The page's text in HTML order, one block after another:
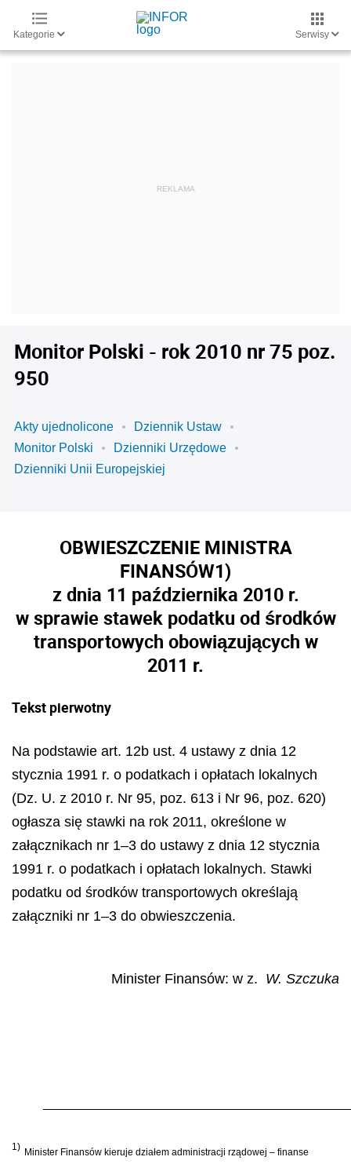
Kategorie Serwisy
Monitor Polski - rok 2010 nr 75 poz.
950
Akty ujednolicone
Dziennik Ustaw
Monitor Polski
Dzienniki Urzędowe
Dzienniki Unii Europejskiej
OBWIESZCZENIE MINISTRA
FINANSÓW1)
z dnia 11 października 2010 r.
w sprawie stawek podatku od środków
transportowych obowiązujących w
2011 r.
Tekst pierwotny
Na podstawie art. 12b ust. 4 ustawy z dnia 12
stycznia 1991 r. o podatkach i opłatach lokalnych
(Dz. U. z 2010 r. Nr 95, poz. 613 i Nr 96, poz. 620)
ogłasza się stawki na rok 2011, określone w
załącznikach nr 1–3 do ustawy z dnia 12 stycznia
1991 r. o podatkach i opłatach lokalnych. Stawki
podatku od środków transportowych określają
załączniki nr 1–3 do obwieszczenia.
Minister Finansów: w z. W. Szczuka
1) Minister Finansów kieruje działem administracji rządowej – finanse